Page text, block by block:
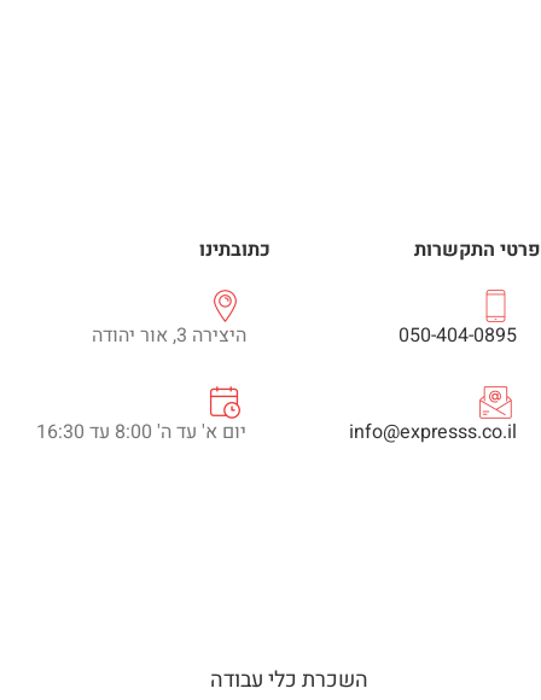
פרטי התקשרות
050-404-0895
info@expresss.co.il
כתובתינו
היצירה 3, אור יהודה
יום א' עד ה' 8:00 עד 16:30
השכרת כלי עבודה